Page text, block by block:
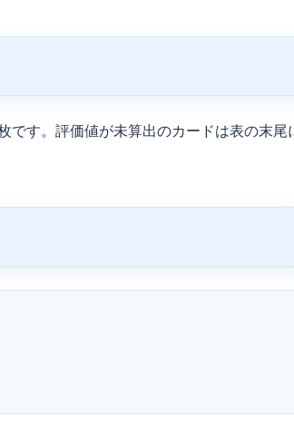
です。評価値が未算出のカードは表の末尾